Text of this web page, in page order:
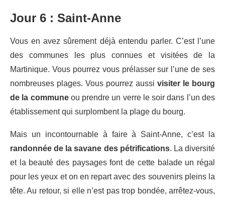
Jour 6 : Saint-Anne
Vous en avez sûrement déjà entendu parler. C’est l’une
des communes les plus connues et visitées de la
Martinique. Vous pourrez vous prélasser sur l’une de ses
nombreuses plages. Vous pourrez aussi visiter le bourg
de la communeou prendre un verre le soir dans l’un des
établissement qui surplombent la plage du bourg.
Mais un incontournable à faire à Saint-Anne, c’est la
randonnée de la savane des pétrifications. La diversité
et la beauté des paysages font de cette balade un régal
pour les yeux et on en repart avec des souvenirs pleins la
tête. Au retour, si elle n’est pas trop bondée, arrêtez-vous,